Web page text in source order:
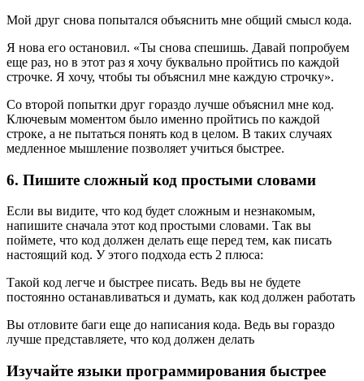
Мой друг снова попытался объяснить мне общий смысл кода.
Я нова его остановил. «Ты снова спешишь. Давай попробуем
еще раз, но в этот раз я хочу буквально пройтись по каждой
строчке. Я хочу, чтобы ты объяснил мне каждую строчку».
Со второй попытки друг гораздо лучше объяснил мне код.
Ключевым моментом было именно пройтись по каждой
строке, а не пытаться понять код в целом. В таких случаях
медленное мышление позволяет учиться быстрее.
6. Пишите сложный код простыми словами
Если вы видите, что код будет сложным и незнакомым,
напишите сначала этот код простыми словами. Так вы
поймете, что код должен делать еще перед тем, как писать
настоящий код. У этого подхода есть 2 плюса:
Такой код легче и быстрее писать. Ведь вы не будете
постоянно останавливаться и думать, как код должен работать
Вы отловите баги еще до написания кода. Ведь вы гораздо
лучше представляете, что код должен делать
Изучайте языки программирования быстрее